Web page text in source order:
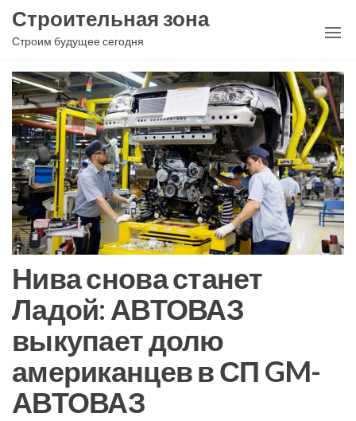
Перейти
Строительная зона
Строим будущее сегодня
Нива снова станет
Ладой: АВТОВАЗ
выкупает долю
американцев в СП GM-
АВТОВАЗ